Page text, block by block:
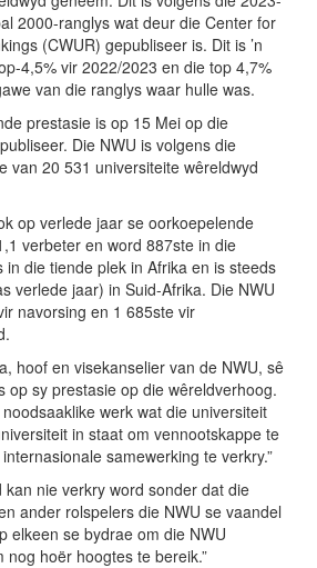
2000-ranglys wat deur die Center for
(CWUR) gepubliseer is. Dit is ’n
4,5% vir 2022/2023 en die top 4,7%
van die ranglys waar hulle was.
prestasie is op 15 Mei op die
Die NWU is volgens die
van 20 531 universiteite wêreldwyd
op verlede jaar se oorkoepelende
verbeter en word 887ste in die
in die tiende plek in Afrika en is steeds
verlede jaar) in Suid-Afrika. Die NWU
navorsing en 1 685ste vir
hoof en visekanselier van de NWU, sê
op sy prestasie op die wêreldverhoog.
werk wat die universiteit
in staat om vennootskappe te
samewerking te verkry.”
kan nie verkry word sonder dat die
ander rolspelers die NWU se vaandel
elkeen se bydrae om die NWU
hoër hoogtes te bereik.”